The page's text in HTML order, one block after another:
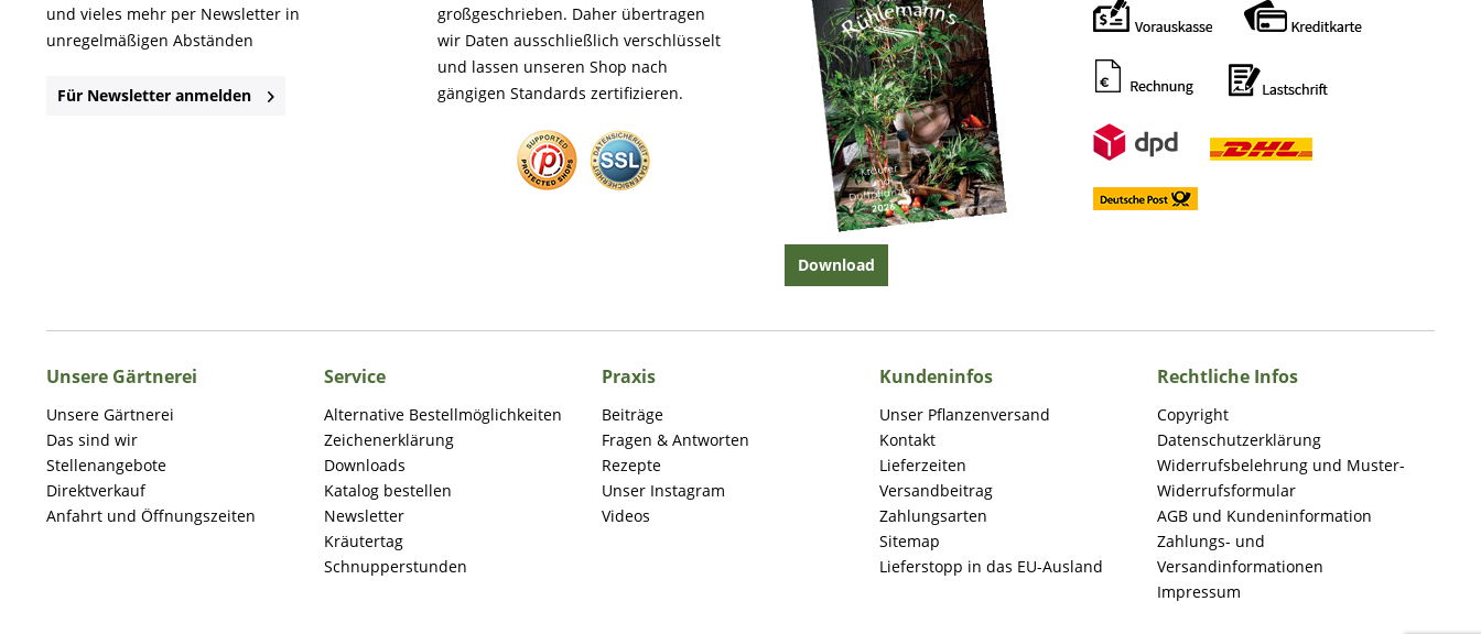
und vieles mehr per Newsletter in
unregelmäßigen Abständen
Für Newsletter anmelden
großgeschrieben. Daher übertragen
wir Daten ausschließlich verschlüsselt
und lassen unseren Shop nach
gängigen Standards zertifizieren.
Download
Unsere Gärtnerei
Unsere Gärtnerei
Das sind wir
Stellenangebote
Direktverkauf
Anfahrt und Öffnungszeiten
Service
Alternative Bestellmöglichkeiten
Zeichenerklärung
Downloads
Katalog bestellen
Newsletter
Kräutertag
Schnupperstunden
Praxis
Beiträge
Fragen & Antworten
Rezepte
Unser Instagram
Videos
Kundeninfos
Unser Pflanzenversand
Kontakt
Lieferzeiten
Versandbeitrag
Zahlungsarten
Sitemap
Lieferstopp in das EU-Ausland
Rechtliche Infos
Copyright
Datenschutzerklärung
Widerrufsbelehrung und Muster-
Widerrufsformular
AGB und Kundeninformation
Zahlungs- und
Versandinformationen
Impressum